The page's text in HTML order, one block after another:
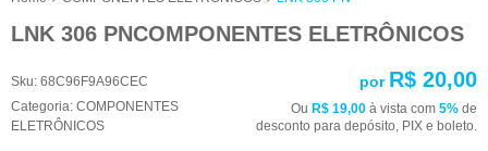
LNK 306 PNCOMPONENTES ELETRÔNICOS
Sku: 68C96F9A96CEC
Categoria: COMPONENTES
ELETRÔNICOS
por R$ 20,00
Ou R$ 19,00 à vista com 5% de
desconto para depósito, PIX e boleto.